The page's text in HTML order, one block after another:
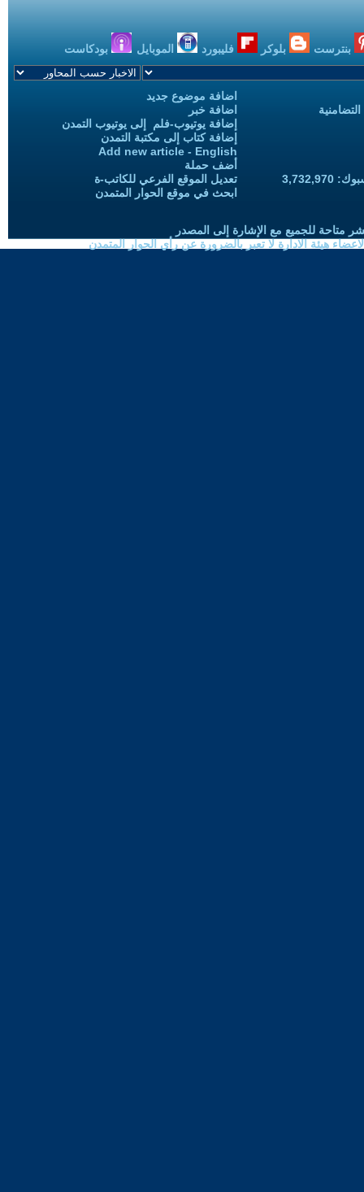
بنترست بلوكر فليبورد الموبايل بودكاست
اضافة موضوع جديد
اضافة خبر
إضافة يوتيوب-فلم إلى يوتيوب التمدن
إضافة كتاب إلى مكتبة التمدن
Add new article - English
أضف حملة
تعديل الموقع الفرعي للكاتب-ة
ابحث في موقع الحوار المتمدن
متاحة للجميع مع الإشارة إلى المصدر
هيئة الادارة لا تعبر بالضرورة عن رأي الحوار المتمدن